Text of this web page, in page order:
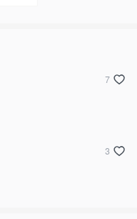
7
3